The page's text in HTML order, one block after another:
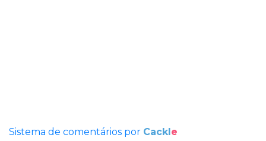
Sistema de comentários por Cackle